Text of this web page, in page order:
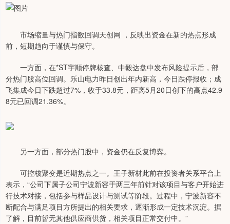
市场缩量与热门指数回调天创网 ，反映出资金在新的热点形成
前，短期趋向于谨慎与保守。
一方面，在*ST宇顺停牌核查、中毅达盘中发布风险提示后，部
分热门股高位回调。乐山电力昨日创出年内新高，今日跌停报收；成
飞集成今日下跌超过7%，收于33.8元，距离5月20日创下的高点42.9
8元已回调21.36%。
另一方面，部分热门股中，资金仍在反复博弈。
可控核聚变是近期热点之一。王子新材此前在投资者关系平台上
表示，“公司下属子公司宁波新容于两三年前针对该项目与客户开始进
行技术对接，包括参与样品设计与测试等阶段。过程中，宁波新容不
断配合与满足项目方所提出的相关要求，逐渐形成一定技术沉淀。据
了解，目前暂无其他供应商供货，相关项目正常交付中。”